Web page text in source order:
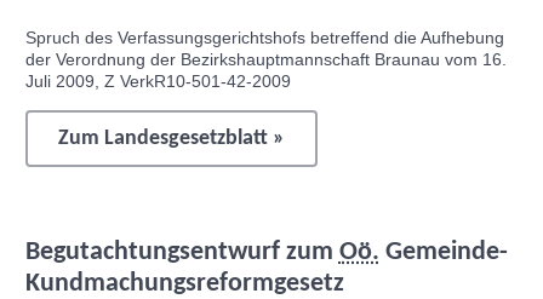
Spruch des Verfassungsgerichtshofs betreffend die Aufhebung
der Verordnung der Bezirkshauptmannschaft Braunau vom 16.
Juli 2009, Z VerkR10-501-42-2009
Zum Landesgesetzblatt »
Begutachtungsentwurf zum Oö. Gemeinde-
Kundmachungsreformgesetz